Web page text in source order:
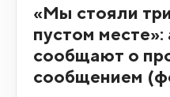
«Мы стояли
пустом
сообщают о
сообщением